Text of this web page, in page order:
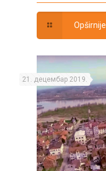
Opširnije
21. децембар 2019.